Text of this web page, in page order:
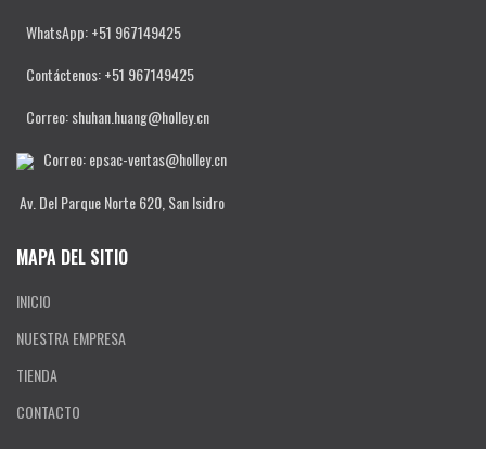
WhatsApp: +51 967149425
Contáctenos: +51 967149425
Correo: shuhan.huang@holley.cn
Correo: epsac-ventas@holley.cn
Av. Del Parque Norte 620, San Isidro
MAPA DEL SITIO
INICIO
NUESTRA EMPRESA
TIENDA
CONTACTO